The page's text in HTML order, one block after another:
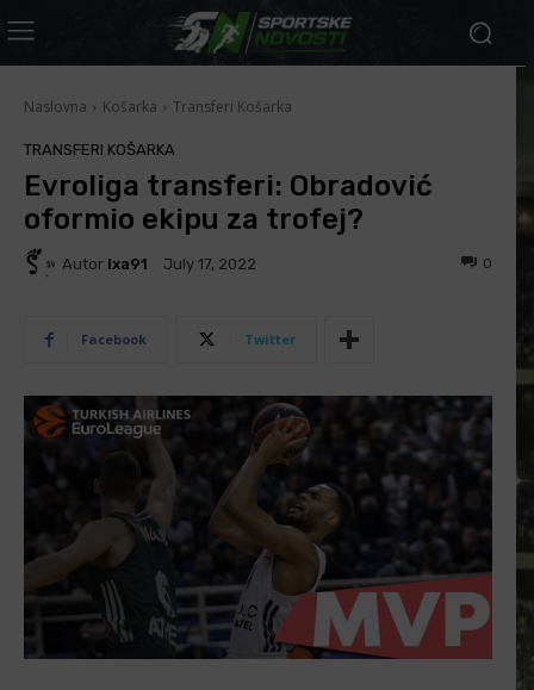
Naslovna Košarka Transferi Košarka
TRANSFERI KOŠARKA
Evroliga transferi: Obradović
oformio ekipu za trofej?
Autor Ixa91 July 17, 2022 0
Facebook Twitter